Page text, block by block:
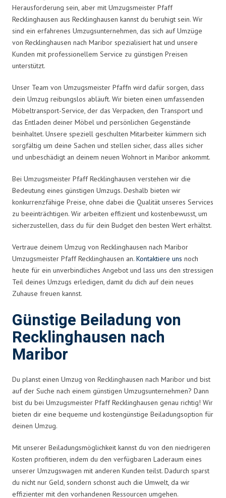
Herausforderung sein, aber mit Umzugsmeister Pfaff
Recklinghausen aus Recklinghausen kannst du beruhigt sein. Wir
sind ein erfahrenes Umzugsunternehmen, das sich auf Umzüge
von Recklinghausen nach Maribor spezialisiert hat und unsere
Kunden mit professionellem Service zu günstigen Preisen
unterstützt.
Unser Team von Umzugsmeister Pfaffn wird dafür sorgen, dass
dein Umzug reibungslos abläuft. Wir bieten einen umfassenden
Möbeltransport-Service, der das Verpacken, den Transport und
das Entladen deiner Möbel und persönlichen Gegenstände
beinhaltet. Unsere speziell geschulten Mitarbeiter kümmern sich
sorgfältig um deine Sachen und stellen sicher, dass alles sicher
und unbeschädigt an deinem neuen Wohnort in Maribor ankommt.
Bei Umzugsmeister Pfaff Recklinghausen verstehen wir die
Bedeutung eines günstigen Umzugs. Deshalb bieten wir
konkurrenzfähige Preise, ohne dabei die Qualität unseres Services
zu beeinträchtigen. Wir arbeiten effizient und kostenbewusst, um
sicherzustellen, dass du für dein Budget den besten Wert erhältst.
Vertraue deinem Umzug von Recklinghausen nach Maribor
Umzugsmeister Pfaff Recklinghausen an. Kontaktiere uns noch
heute für ein unverbindliches Angebot und lass uns den stressigen
Teil deines Umzugs erledigen, damit du dich auf dein neues
Zuhause freuen kannst.
Günstige Beiladung von
Recklinghausen nach
Maribor
Du planst einen Umzug von Recklinghausen nach Maribor und bist
auf der Suche nach einem günstigen Umzugsunternehmen? Dann
bist du bei Umzugsmeister Pfaff Recklinghausen genau richtig! Wir
bieten dir eine bequeme und kostengünstige Beiladungsoption für
deinen Umzug.
Mit unserer Beiladungsmöglichkeit kannst du von den niedrigeren
Kosten profitieren, indem du den verfügbaren Laderaum eines
unserer Umzugswagen mit anderen Kunden teilst. Dadurch sparst
du nicht nur Geld, sondern schonst auch die Umwelt, da wir
effizienter mit den vorhandenen Ressourcen umgehen.